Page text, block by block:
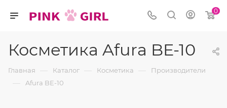
0
Косметика Afura BE-10
Главная — Каталог — Косметика — Производители
— Afura BE-10